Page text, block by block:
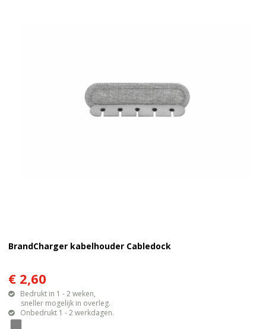
BrandCharger kabelhouder Cabledock
€ 2,60
Bedrukt in 1 - 2 weken,
sneller mogelijk in overleg.
Onbedrukt 1 - 2 werkdagen.